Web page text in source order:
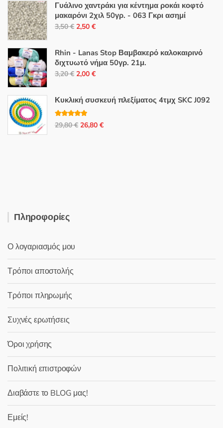
Γυάλινο χαντράκι για κέντημα ροκάι κοφτό
μακαρόνι 2χιλ 50γρ. - 063 Γκρι ασημί
3,50€ Original
was:
3,50 €.
2,50 €Η
τιμή
είναι:
2,50 €.
Rhin - Lanas Stop Βαμβακερό καλοκαιρινό
διχτυωτό νήμα 50γρ. 21μ.
3,20€ Original
was:
3,20 €.
2,00 €Η
τιμή
2,00 €.
Κυκλική συσκευή πλεξίματος 4τμχ SKC J092
Βαθμολογή
θηκε με5.00
29,80€ Original
26,80 €Η
Πληροφορίες
Ο λογαριασμός μου
Τρόποι αποστολής
Τρόποι πληρωμής
Συχνές ερωτήσεις
Όροι χρήσης
Πολιτική επιστροφών
Διαβάστε το BLOG μας!
Εμείς!